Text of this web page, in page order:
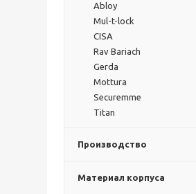
Abloy
Mul-t-lock
CISA
Rav Bariach
Gerda
Mottura
Securemme
Titan
Производство
Материал корпуса